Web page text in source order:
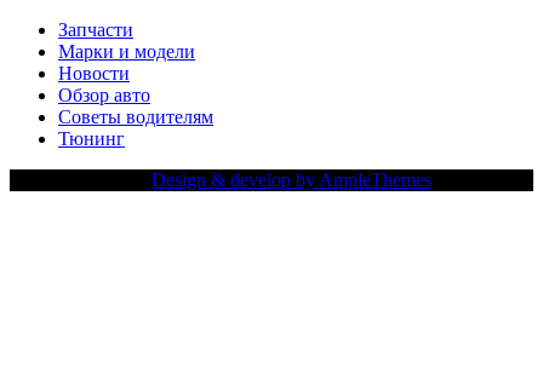
Запчасти
Марки и модели
Новости
Обзор авто
Советы водителям
Тюнинг
Design & develop by AmpleThemes